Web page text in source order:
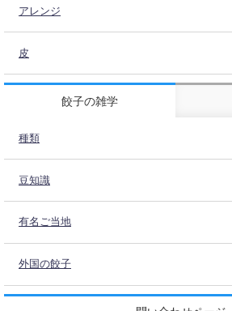
アレンジ
皮
餃子の雑学
種類
豆知識
有名ご当地
外国の餃子